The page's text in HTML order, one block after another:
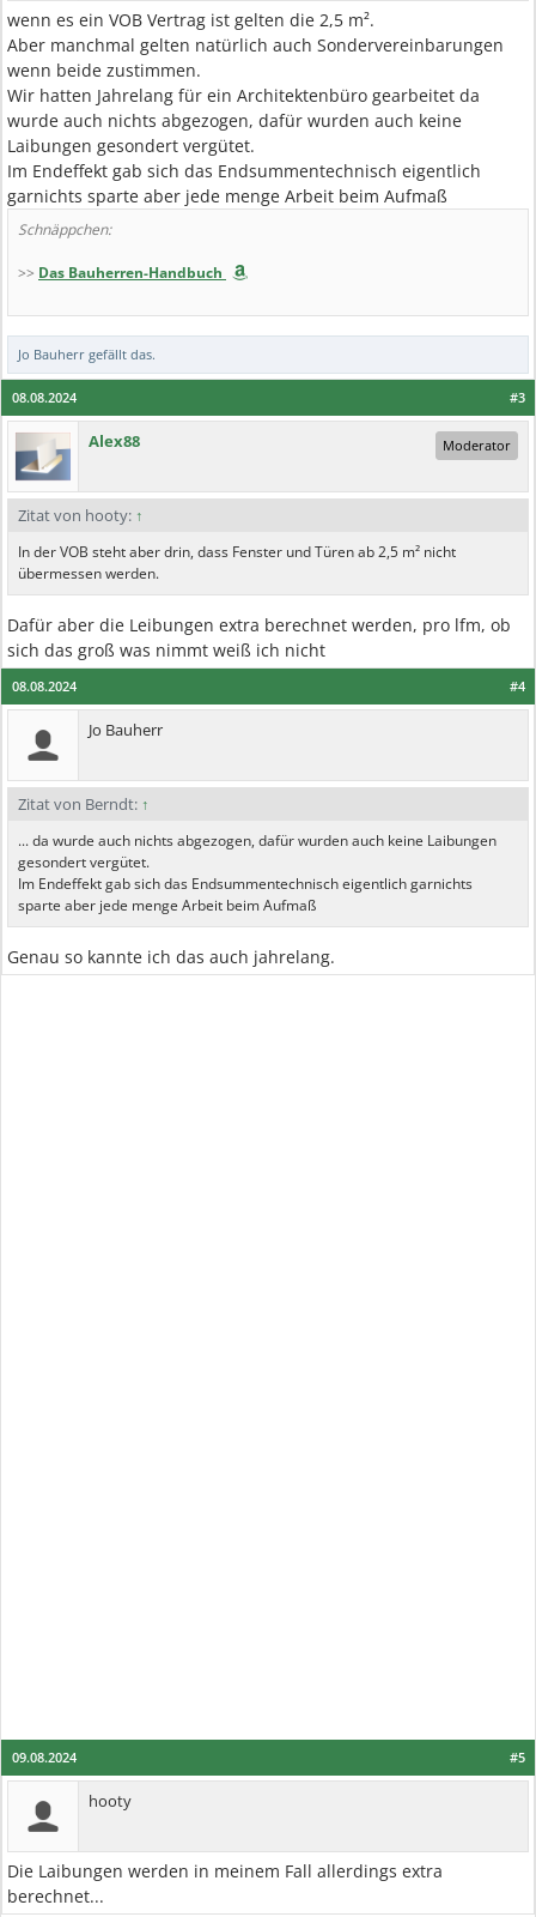
wenn es ein VOB Vertrag ist gelten die 2,5 m².
Aber manchmal gelten natürlich auch Sondervereinbarungen
wenn beide zustimmen.
Wir hatten Jahrelang für ein Architektenbüro gearbeitet da
wurde auch nichts abgezogen, dafür wurden auch keine
Laibungen gesondert vergütet.
Im Endeffekt gab sich das Endsummentechnisch eigentlich
garnichts sparte aber jede menge Arbeit beim Aufmaß
Schnäppchen:
>> Das Bauherren-Handbuch
Jo Bauherr gefällt das.
#3
08.08.2024
Alex88 Moderator
Zitat von hooty: ↑
In der VOB steht aber drin, dass Fenster und Türen ab 2,5 m² nicht
übermessen werden.
Dafür aber die Leibungen extra berechnet werden, pro lfm, ob
sich das groß was nimmt weiß ich nicht
#4
08.08.2024
Jo Bauherr
Zitat von Berndt: ↑
... da wurde auch nichts abgezogen, dafür wurden auch keine Laibungen
gesondert vergütet.
Im Endeffekt gab sich das Endsummentechnisch eigentlich garnichts
sparte aber jede menge Arbeit beim Aufmaß
Genau so kannte ich das auch jahrelang.
#5
09.08.2024
hooty
Die Laibungen werden in meinem Fall allerdings extra
berechnet...